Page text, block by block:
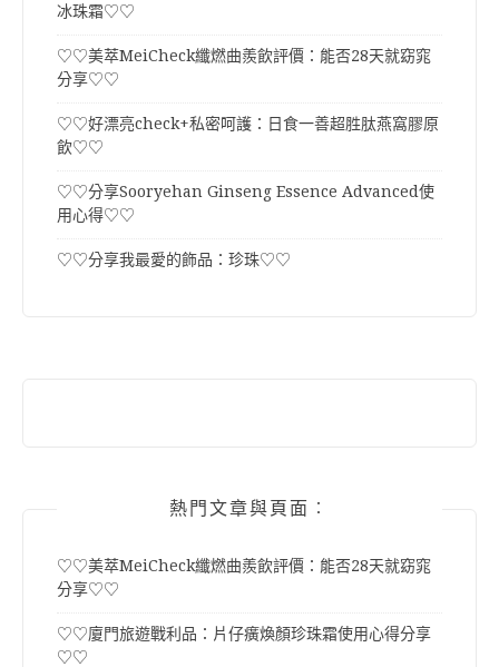
冰珠霜♡♡
♡♡美萃MeiCheck纖燃曲羨飲評價：能否28天就窈窕
分享♡♡
♡♡好漂亮check+私密呵護：日食一善超胜肽燕窩膠原
飲♡♡
♡♡分享Sooryehan Ginseng Essence Advanced使
用心得♡♡
♡♡分享我最愛的飾品：珍珠♡♡
熱門文章與頁面︰
♡♡美萃MeiCheck纖燃曲羨飲評價：能否28天就窈窕
分享♡♡
♡♡廈門旅遊戰利品：片仔癀煥顏珍珠霜使用心得分享
♡♡